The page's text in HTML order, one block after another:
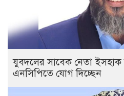
যুবদলের সাবেক নেতা
এনসিপিতে যোগ দিচ্ছেন